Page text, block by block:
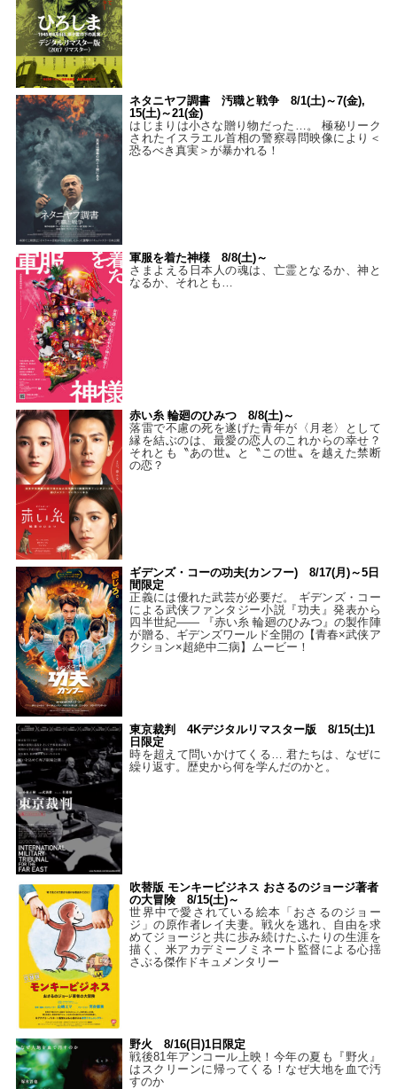
ネタニヤフ調書 汚職と戦争 8/1(土)～7(金),
15(土)～21(金)
はじまりは小さな贈り物だった…。 極秘リーク
されたイスラエル首相の警察尋問映像により＜
恐るべき真実＞が暴かれる！
軍服を着た神様 8/8(土)～
さまよえる日本人の魂は、亡霊となるか、神と
なるか、それとも…
赤い糸 輪廻のひみつ 8/8(土)～
落雷で不慮の死を遂げた青年が〈月老〉として
縁を結ぶのは、最愛の恋人のこれからの幸せ？
それとも〝あの世〟と〝この世〟を越えた禁断
の恋？
ギデンズ・コーの功夫(カンフー) 8/17(月)～5日
間限定
正義には優れた武芸が必要だ。 ギデンズ・コー
による武侠ファンタジー小説『功夫』発表から
四半世紀―― 『赤い糸 輪廻のひみつ』の製作陣
が贈る、ギデンズワールド全開の【青春×武侠ア
クション×超絶中二病】ムービー！
東京裁判 4Kデジタルリマスター版 8/15(土)1
日限定
時を超えて問いかけてくる… 君たちは、なぜに
繰り返す。歴史から何を学んだのかと。
吹替版 モンキービジネス おさるのジョージ著者
の大冒険 8/15(土)～
世界中で愛されている絵本「おさるのジョー
ジ」の原作者レイ夫妻。戦火を逃れ、自由を求
めてジョージと共に歩み続けたふたりの生涯を
描く、米アカデミーノミネート監督による心揺
さぶる傑作ドキュメンタリー
野火 8/16(日)1日限定
戦後81年アンコール上映！今年の夏も『野火』
はスクリーンに帰ってくる！なぜ大地を血で汚
すのか